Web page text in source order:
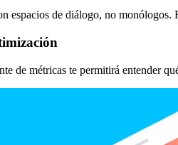
espacios de diálogo, no
de métricas te permitirá entender